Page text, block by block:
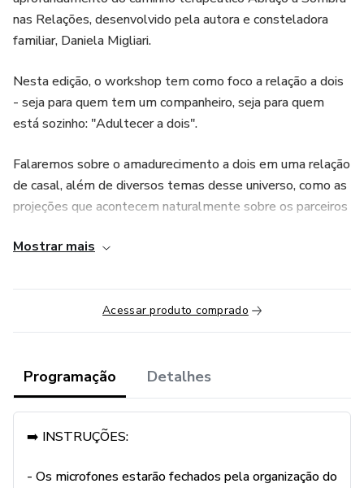
nas Relações, desenvolvido pela autora e consteladora
familiar, Daniela Migliari.
Nesta edição, o workshop tem como foco a relação a dois
- seja para quem tem um companheiro, seja para quem
está sozinho: "Adultecer a dois".
Falaremos sobre o amadurecimento a dois em uma relação
de casal, além de diversos temas desse universo, como as
projeções que acontecem naturalmente sobre os parceiros
desgastes naturais das demandas do dia a dia, dos filhos e
Como duas crianças feridas podem se encontrar de forma
mais leve, natural e fluida em meio aos desafios da Vida a
Nas relações a dois, é muito mais frequente do que
gostaríamos de admitir que as crianças feridas
transbordem nos atos dos adultos.
Sim, adultos trabalham, se desenvolvem
Mostrar mais
Acessar produto comprado
Programação Detalhes
➡️ INSTRUÇÕES:
- Os microfones estarão fechados pela organização do